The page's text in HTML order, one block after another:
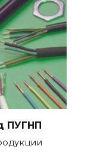
ПУГНП